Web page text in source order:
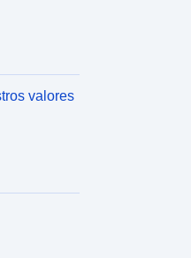
valores